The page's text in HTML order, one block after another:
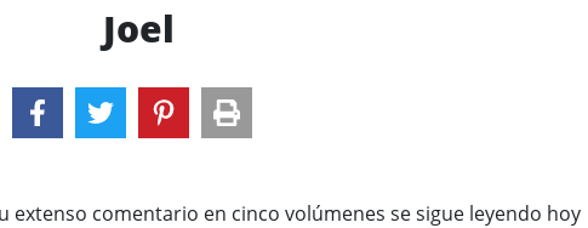
Joel
extenso comentario en cinco volúmenes se sigue leyendo hoy